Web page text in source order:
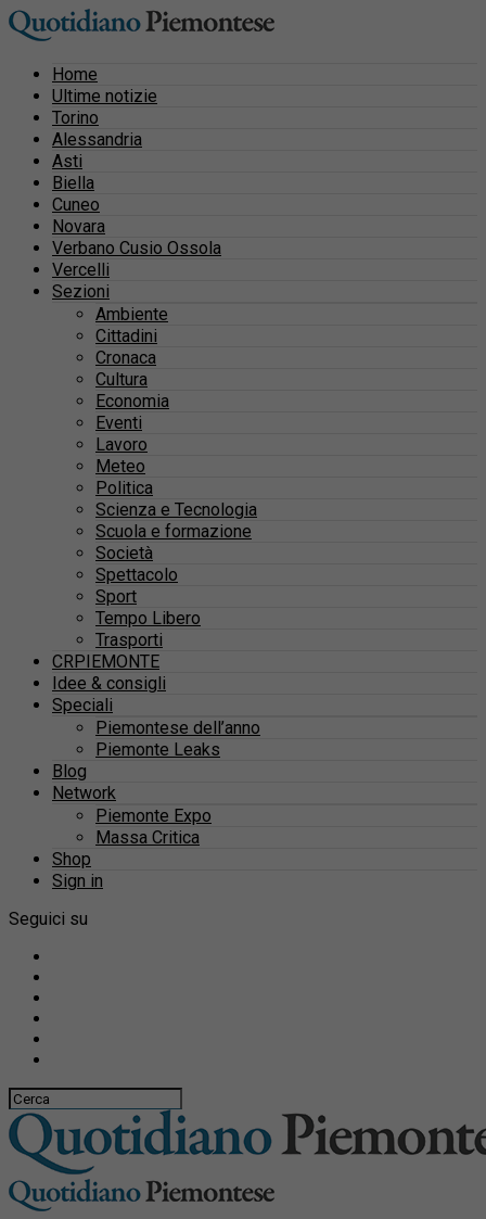
Home
Ultime notizie
Torino
Alessandria
Asti
Biella
Cuneo
Novara
Verbano Cusio Ossola
Vercelli
Sezioni
Ambiente
Cittadini
Cronaca
Cultura
Economia
Eventi
Lavoro
Meteo
Politica
Scienza e Tecnologia
Scuola e formazione
Società
Spettacolo
Sport
Tempo Libero
Trasporti
CRPIEMONTE
Idee & consigli
Speciali
Piemontese dell’anno
Piemonte Leaks
Blog
Network
Piemonte Expo
Massa Critica
Shop
Sign in
Seguici su